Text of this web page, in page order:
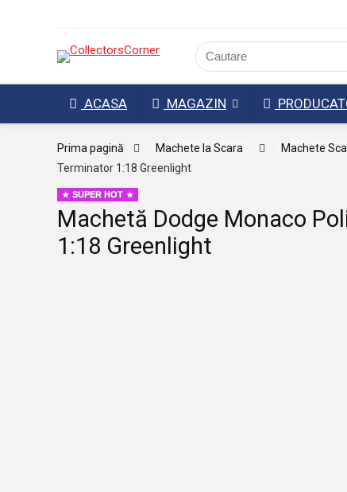
ACASA MAGAZIN
Prima pagină Machete la Scara Machete
Terminator 1:18 Greenlight
SUPER HOT
Machetă Dodge Monaco
1:18 Greenlight